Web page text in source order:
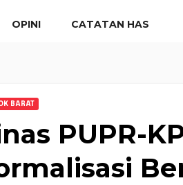
OPINI CATATAN HAS
BARAT
PUPR-